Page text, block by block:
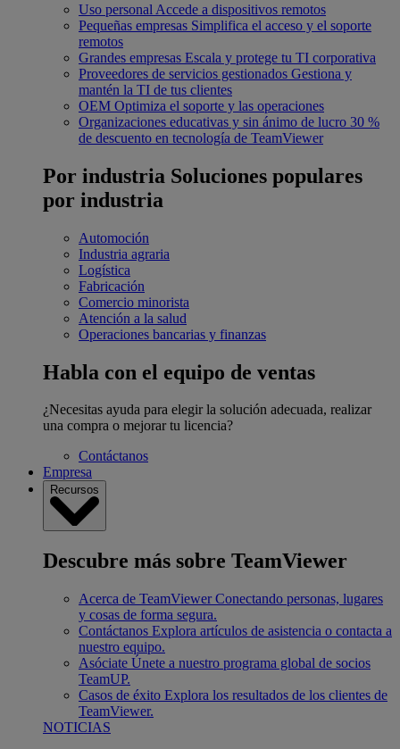
Uso personal Accede a dispositivos remotos
Pequeñas empresas Simplifica el acceso y el soporte
remotos
Grandes empresas Escala y protege tu TI corporativa
Proveedores de servicios gestionados Gestiona y
mantén la TI de tus clientes
OEM Optimiza el soporte y las operaciones
Organizaciones educativas y sin ánimo de lucro 30 %
de descuento en tecnología de TeamViewer
Por industria Soluciones populares
por industria
Automoción
Industria agraria
Logística
Fabricación
Comercio minorista
Atención a la salud
Operaciones bancarias y finanzas
Habla con el equipo de ventas
¿Necesitas ayuda para elegir la solución adecuada, realizar
una compra o mejorar tu licencia?
Contáctanos
Empresa
Recursos
Descubre más sobre TeamViewer
Acerca de TeamViewer Conectando personas, lugares
y cosas de forma segura.
Contáctanos Explora artículos de asistencia o contacta a
nuestro equipo.
Asóciate Únete a nuestro programa global de socios
TeamUP.
Casos de éxito Explora los resultados de los clientes de
TeamViewer.
NOTICIAS